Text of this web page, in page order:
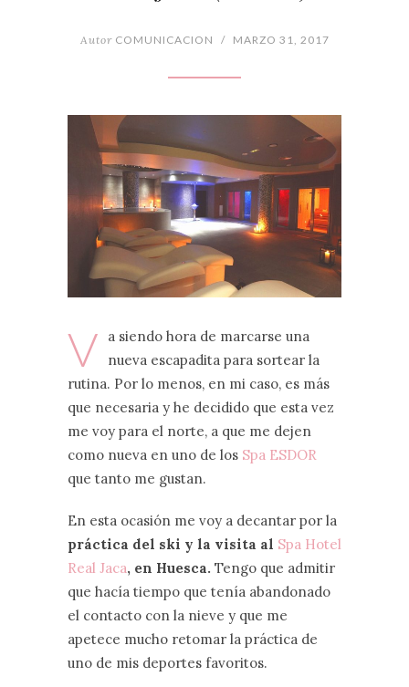
AutorCOMUNICACION / MARZO 31, 2017
V
a siendo hora de marcarse una
nueva escapadita para sortear la
rutina. Por lo menos, en mi caso, es más
que necesaria y he decidido que esta vez
me voy para el norte, a que me dejen
como nueva en uno de los Spa ESDOR
que tanto me gustan.
En esta ocasión me voy a decantar por la
práctica del ski y la visita al Spa Hotel
Real Jaca, en Huesca. Tengo que admitir
que hacía tiempo que tenía abandonado
el contacto con la nieve y que me
apetece mucho retomar la práctica de
uno de mis deportes favoritos.